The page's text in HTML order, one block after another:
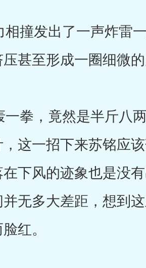
撞发出了一声炸雷
甚至形成一圈细微
拳，竟然是半斤八
这一招下来苏铭应
下风的迹象也是没
无多大差距，想到
红。